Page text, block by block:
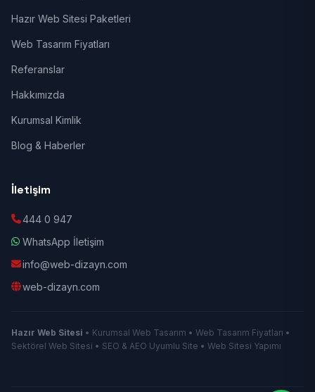
Hazır Web Sitesi Paketleri
Web Tasarım Fiyatları
Referanslar
Hakkımızda
Kurumsal Kimlik
Blog & Haberler
İletişim
444 0 947
WhatsApp İletişim
info@web-dizayn.com
web-dizayn.com
Hazır Web Sitesi • Kurumsal Web Tasarım • Web Tasarım Fiyatları •
Sektörel Web Sitesi • SEO & AEO Uyumlu Site • Web Sitesi Yapımı